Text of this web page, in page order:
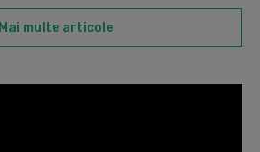
Mai multe articole